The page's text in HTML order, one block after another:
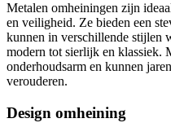
Metalen omheiningen zijn
en veiligheid. Ze bieden een
kunnen in verschillende stijlen
modern tot sierlijk en klassiek.
onderhoudsarm en kunnen
verouderen.
Design omheining